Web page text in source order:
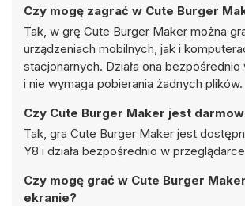
Czy mogę zagrać w Cute Burger
Tak, w grę Cute Burger Maker można
urządzeniach mobilnych, jak i
stacjonarnych. Działa ona
i nie wymaga pobierania żadnych plików.
Czy Cute Burger Maker jest
Tak, gra Cute Burger Maker jest
Y8 i działa bezpośrednio w
Czy mogę grać w Cute Burger
ekranie?